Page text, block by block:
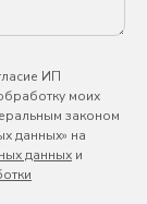
ИП
моих
законом
данных» на
данных и